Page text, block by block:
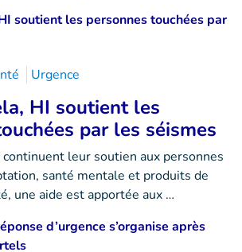
Urgence
HI soutient les
par les séismes
continuent leur soutien aux personnes
santé mentale et produits de
une aide est apportée aux …